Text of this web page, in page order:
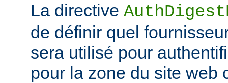
La directive
de définir quel
sera utilisé pour
pour la zone du site web